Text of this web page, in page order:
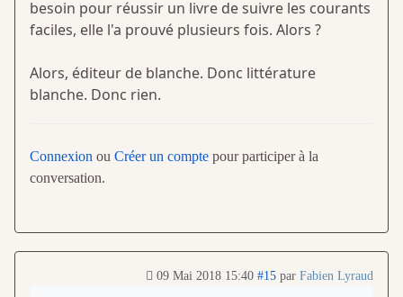
besoin pour réussir un livre de suivre les courants
faciles, elle l'a prouvé plusieurs fois. Alors ?
Alors, éditeur de blanche. Donc littérature
blanche. Donc rien.
Connexion ou Créer un compte pour participer à la
conversation.
09 Mai 2018 15:40 #15 par Fabien Lyraud